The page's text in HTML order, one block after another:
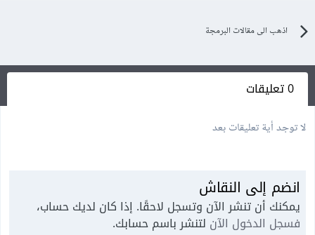
اذهب الى مقالات البرمجة
0 تعليقات
لا توجد أية تعليقات بعد
انضم إلى النقاش
يمكنك أن تنشر الآن وتسجل لاحقًا. إذا كان لديك حساب،
فسجل الدخول الآن لتنشر باسم حسابك.